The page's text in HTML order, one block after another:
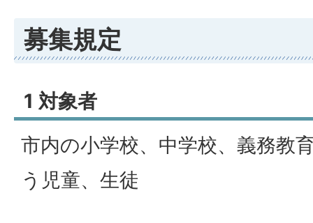
募集規定
1 対象者
市内の小学校、中学校、義務教
う児童、生徒